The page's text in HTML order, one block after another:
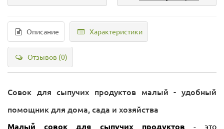
Описание Характеристики
Отзывов (0)
Совок для сыпучих продуктов малый - удобный
помощник для дома, сада и хозяйства
Малый совок для сыпучих продуктов - это